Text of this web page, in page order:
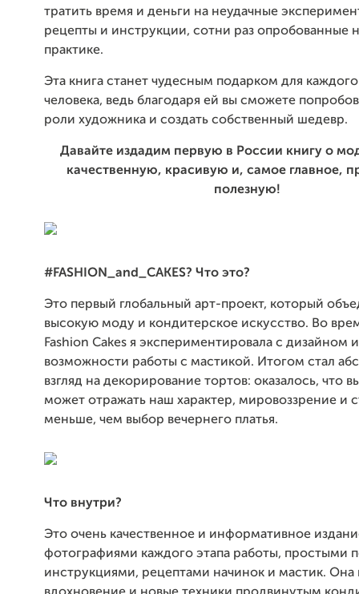
тратить время и деньги на неудачные
рецепты и инструкции, сотни раз опробованные
практике.
Эта книга станет чудесным подарком для
человека, ведь благодаря ей вы сможете
роли художника и создать собственный шедевр.
Давайте издадим первую в России книгу о
качественную, красивую и, самое главное,
полезную!
#FASHION_and_CAKES? Что это?
Это первый глобальный арт-проект, который
высокую моду и кондитерское искусство. Во
Fashion Cakes я экспериментировала с дизайном
возможности работы с мастикой. Итогом стал
взгляд на декорирование тортов: оказалось, что
может отражать наш характер, мировоззрение и
меньше, чем выбор вечернего платья.
Что внутри?
Это очень качественное и информативное
фотографиями каждого этапа работы, простыми
инструкциями, рецептами начинок и мастик. Она